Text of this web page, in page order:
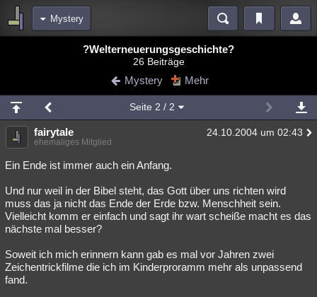
Mystery
Blogs
Chat Wiki Neuigkeiten
meine Rubriken
Menschen Mystery Kriminalfälle
Spiritualität Verschwörungen Technologie
Natur Umfragen Unterhaltung
weitere Rubriken
Philosophie Träume
Astronomie Helpdesk Gruppen Gaming Filme
?Welterneuerungsgeschichte?
26 Beiträge
Mystery Mehr
Seite 2 / 2
fairytale 24.10.2004 um 02:43
ehemaliges Mitglied
Ein Ende ist immer auch ein Anfang.
Und nur weil in der Bibel steht, das Gott über uns richten wird
muss das ja nicht das Ende der Erde bzw. Menschheit sein.
Vielleicht komm er einfach und sagt ihr wart scheiße macht es das
nächste mal besser?
Soweit ich mich erinnern kann gab es mal vor Jahren zwei
Zeichentrickfilme die ich im Kinderproramm mehr als unpassend
fand.